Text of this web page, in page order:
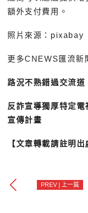
額外支付費用。
照片來源：pixabay
更多CNEWS匯流新
路況不熟錯過交流
反詐宣導獨厚特定
宣傳計畫
【文章轉載請註明出
PREV | 上一篇